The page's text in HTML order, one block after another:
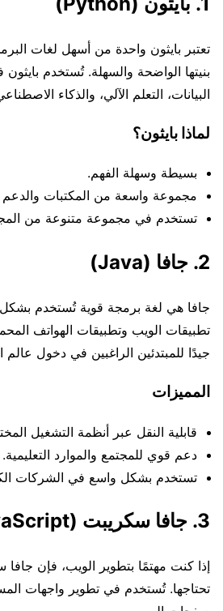
تعتبر بايثون واحدة من أسهل لغات
بنيتها الواضحة والسهلة. تُستخدم
البيانات، التعلم الآلي، والذكاء
لماذا بايثون؟
بسيطة وسهلة الفهم.
مجموعة واسعة من المكتبات والدعم
تستخدم في مجموعة متنوعة من
2. جافا (Java)
جافا هي لغة برمجة قوية تُستخدم
تطبيقات الويب وتطبيقات الهواتف
جيدًا للمبتدئين الراغبين في دخول عالم
المميزات
قابلية النقل عبر أنظمة التشغيل
دعم قوي للمجتمع والموارد التعليمية.
تستخدم بشكل واسع في الشركات
3. جافا سكريبت (JavaScript)
إذا كنت مهتمًا بتطوير الويب، فإن
تحتاجها. تُستخدم في تطوير واجهات